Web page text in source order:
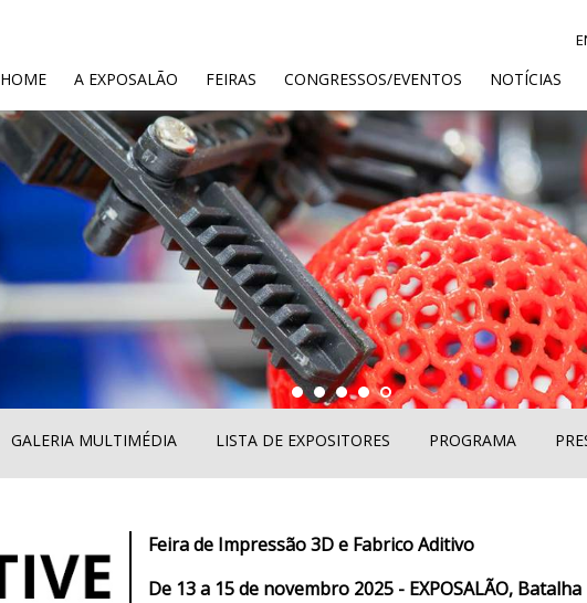
HOME(CURRENT)
A EXPOSALÃO FEIRAS CONGRESSOS/EVENTOS NOTÍCIAS
GALERIA MULTIMÉDIA LISTA DE EXPOSITORES PROGRAMA
Feira de Impressão 3D e Fabrico Aditivo
De 13 a 15 de novembro 2025 - EXPOSALÃO, Batalha